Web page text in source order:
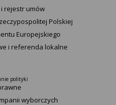
i rejestr umów
Polskiej
Europejskiego
i referenda lokalne
polityki
wyborczych